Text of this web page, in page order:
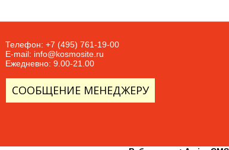
Телефон: +7 (495) 761-19-00
E-mail: info@kosmosite.ru
Ежедневно: 9.00-21.00
СООБЩЕНИЕ МЕНЕДЖЕРУ